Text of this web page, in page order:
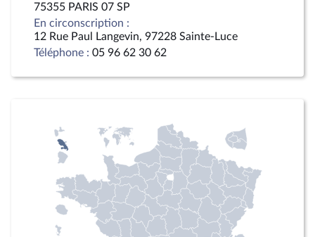
75355 PARIS 07 SP
En circonscription :
12 Rue Paul Langevin, 97228 Sainte-Luce
Téléphone : 05 96 62 30 62